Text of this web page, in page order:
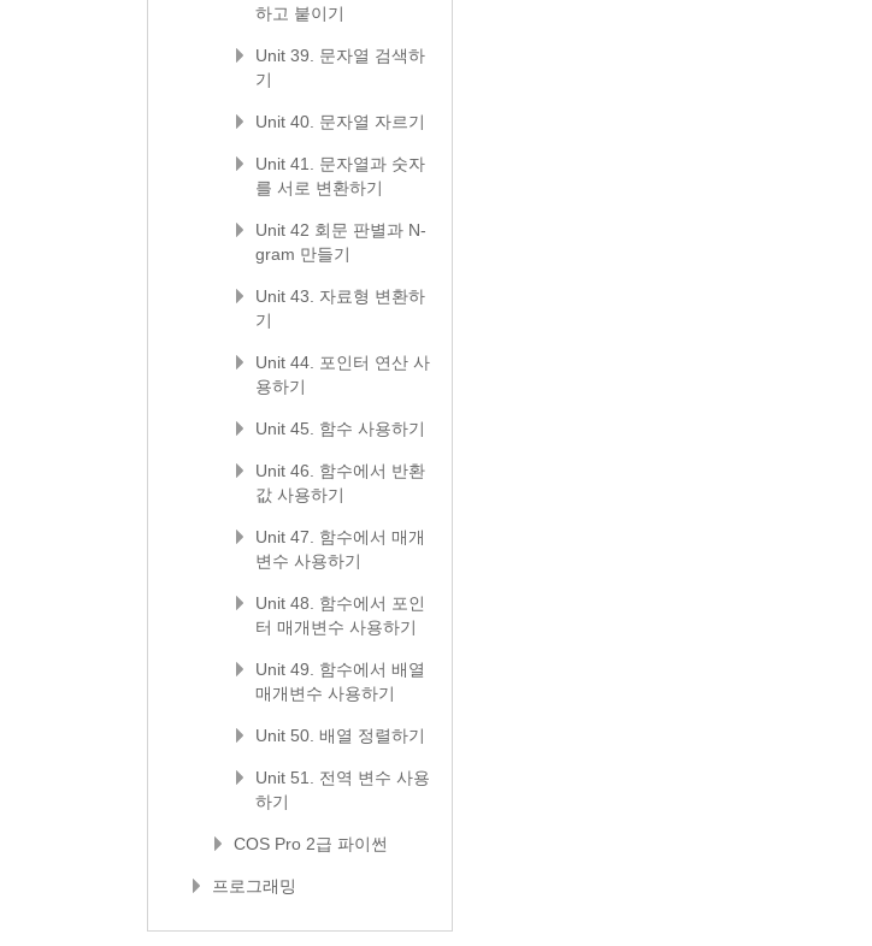
하고 붙이기
Unit 39. 문자열 검색하
기
Unit 40. 문자열 자르기
Unit 41. 문자열과 숫자
를 서로 변환하기
Unit 42 회문 판별과 N-
gram 만들기
Unit 43. 자료형 변환하
기
Unit 44. 포인터 연산 사
용하기
Unit 45. 함수 사용하기
Unit 46. 함수에서 반환
값 사용하기
Unit 47. 함수에서 매개
변수 사용하기
Unit 48. 함수에서 포인
터 매개변수 사용하기
Unit 49. 함수에서 배열
매개변수 사용하기
Unit 50. 배열 정렬하기
Unit 51. 전역 변수 사용
하기
COS Pro 2급 파이썬
프로그래밍